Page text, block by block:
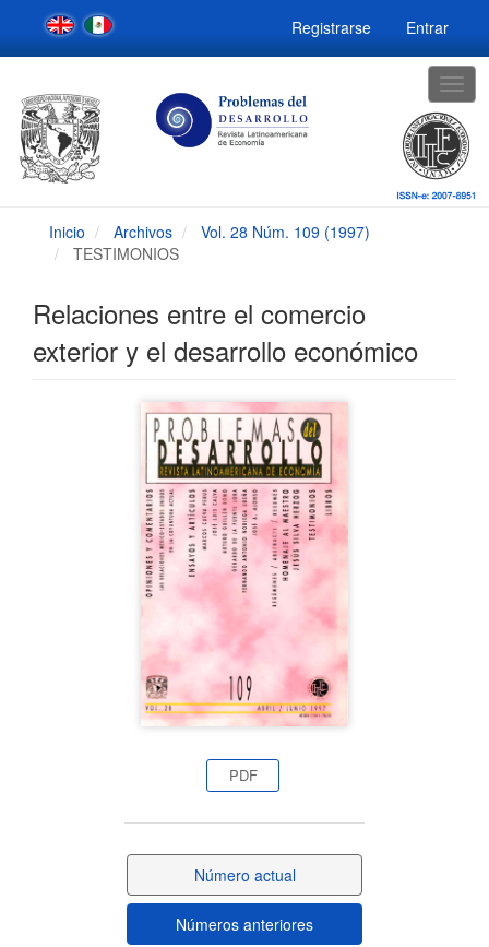
Navegación
principal
Contenido
Barra
lateral
Registrarse Entrar
Inicio Archivos
Vol. 28 Núm. 109 (1997)
TESTIMONIOS
Relaciones entre el comercio
exterior y el desarrollo económico
PDF
Número actual
Números anteriores